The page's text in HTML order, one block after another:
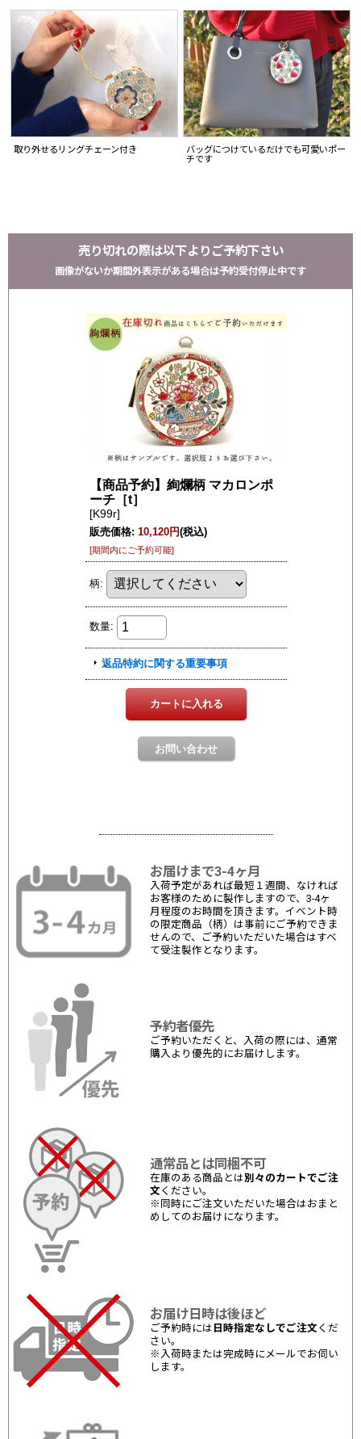
取り外せるリングチェーン付き
バッグにつけているだけでも可愛いポー
チです
売り切れの際は以下よりご予約下さい
画像がないか期間外表示がある場合は予約受付停止中です
お届けまで3-4ヶ月
入荷予定があれば最短１週間、なければ
お客様のために製作しますので、3-4ヶ
月程度のお時間を頂きます。イベント時
の限定商品（柄）は事前にご予約できま
せんので、ご予約いただいた場合はすべ
て受注製作となります。
予約者優先
ご予約いただくと、入荷の際には、通常
購入より優先的にお届けします。
通常品とは同梱不可
在庫のある商品とは別々のカートでご注
文 ください。
※同時にご注文いただいた場合はおまと
めしてのお届けになります。
お届け日時は後ほど
ご予約時には 日時指定なしでご注文 くだ
さい。
※入荷時または完成時にメールでお伺い
します。